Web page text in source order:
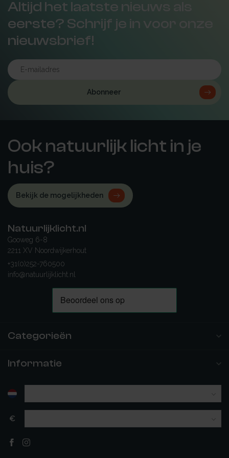
Altijd het laatste nieuws als
eerste? Schrijf je in voor onze
nieuwsbrief!
Abonneer
Ook natuurlijk licht in je
huis?
Bekijk de mogelijkheden
Natuurlijklicht.nl
Gooweg 6-8
2211 XV Noordwijkerhout
+31(0)252-760500
info@natuurlijklicht.nl
Categorieën
Informatie
€